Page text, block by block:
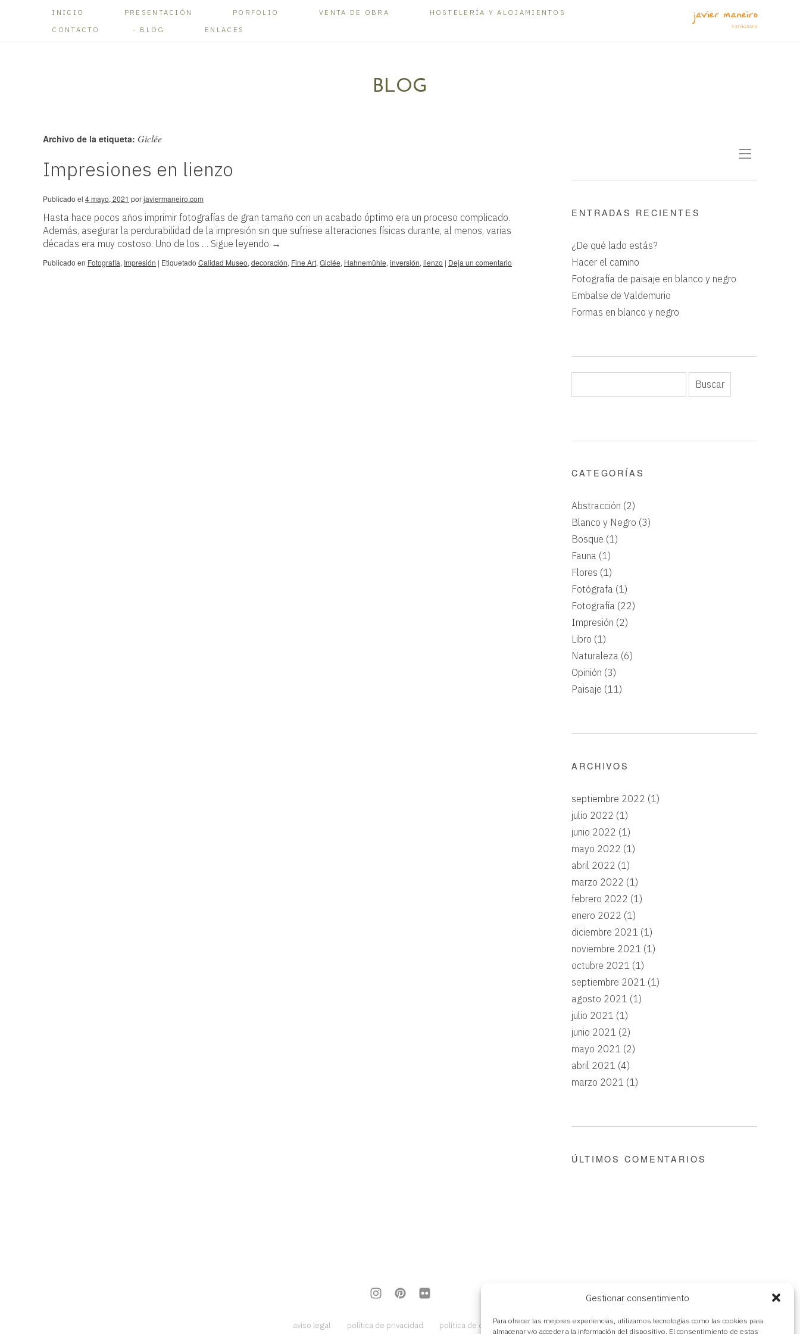
Gestionar consentimiento
Para ofrecer las mejores experiencias, utilizamos tecnologías como las cookies para
almacenar y/o acceder a la información del dispositivo. El consentimiento de estas
INICIO PRESENTACIÓN PORFOLIO VENTA DE OBRA
HOSTELERÍA Y ALOJAMIENTOS
CONTACTO
BLOG ENLACES
BLOG
Archivo de la etiqueta: Giclée
Impresiones en lienzo
Publicado el 4 mayo, 2021 porjaviermaneiro.com
Hasta hace pocos años imprimir fotografías de gran tamaño con un acabado óptimo era un proceso complicado.
Además, asegurar la perdurabilidad de la impresión sin que sufriese alteraciones físicas durante, al menos, varias
décadas era muy costoso. Uno de los … Sigue leyendo →
Publicado en Fotografía, Impresión | Etiquetado Calidad Museo, decoración, Fine Art, Giclée, Hahnemühle, inversión, lienzo | Deja un comentario
ENTRADAS RECIENTES
¿De qué lado estás?
Hacer el camino
Fotografía de paisaje en blanco y negro
Embalse de Valdemurio
Formas en blanco y negro
CATEGORÍAS
Abstracción (2)
Blanco y Negro (3)
Bosque (1)
Fauna (1)
Flores (1)
Fotógrafa (1)
Fotografía (22)
Impresión (2)
Libro (1)
Naturaleza (6)
Opinión (3)
Paisaje (11)
ARCHIVOS
septiembre 2022 (1)
julio 2022 (1)
junio 2022 (1)
mayo 2022 (1)
abril 2022 (1)
marzo 2022 (1)
febrero 2022 (1)
enero 2022 (1)
diciembre 2021 (1)
noviembre 2021 (1)
octubre 2021 (1)
septiembre 2021 (1)
agosto 2021 (1)
julio 2021 (1)
junio 2021 (2)
mayo 2021 (2)
abril 2021 (4)
marzo 2021 (1)
ÚLTIMOS COMENTARIOS
aviso legal política de privacidad política de cookies